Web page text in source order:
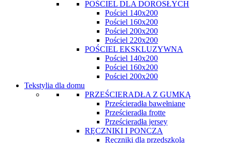
POŚCIEL DLA DOROSŁYCH
Pościel 140x200
Pościel 160x200
Pościel 200x200
Pościel 220x200
POŚCIEL EKSKLUZYWNA
Pościel 140x200
Pościel 160x200
Pościel 200x200
Tekstylia dla domu
PRZEŚCIERADŁA Z GUMKĄ
Prześcieradła bawełniane
Prześcieradła frotte
Prześcieradła jersey
RĘCZNIKI I PONCZA
Ręczniki dla przedszkola